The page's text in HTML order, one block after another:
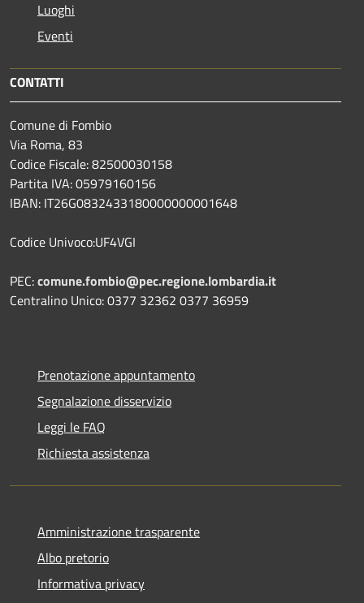
Luoghi
Eventi
CONTATTI
Comune di Fombio
Via Roma, 83
Codice Fiscale: 82500030158
Partita IVA: 05979160156
IBAN: IT26G0832433180000000001648
Codice Univoco:UF4VGI
PEC:comune.fombio@pec.regione.lombardia.it
Centralino Unico: 0377 32362 0377 36959
Prenotazione appuntamento
Segnalazione disservizio
Leggi le FAQ
Richiesta assistenza
Amministrazione trasparente
Albo pretorio
Informativa privacy